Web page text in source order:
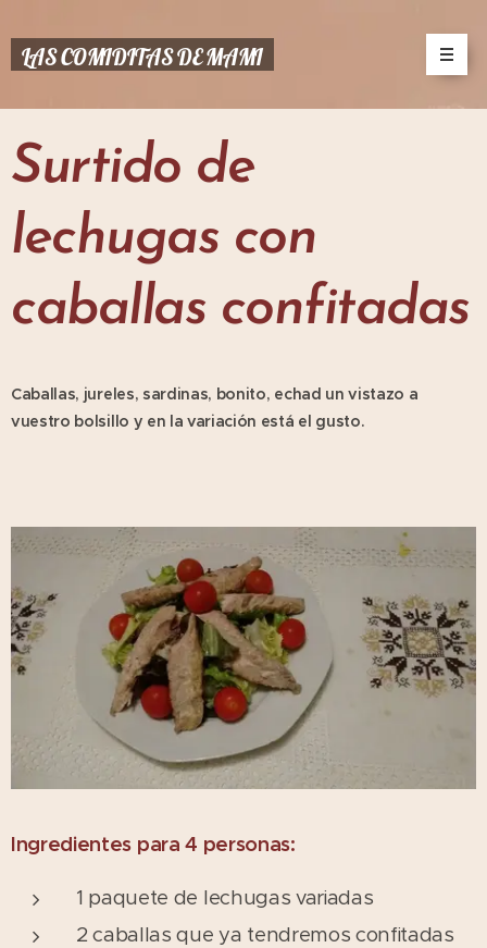
LAS COMIDITAS DE MAMI
Surtido de
lechugas con
caballas confitadas
Caballas, jureles, sardinas, bonito, echad un vistazo a
vuestro bolsillo y en la variación está el gusto.
Ingredientes para 4 personas:
1 paquete de lechugas variadas
2 caballas que ya tendremos confitadas